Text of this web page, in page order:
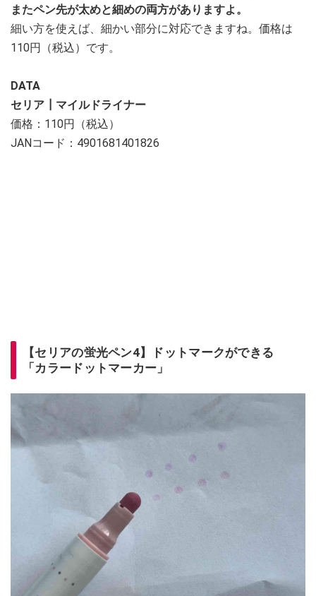
またペン先が太めと細めの両方がありますよ。
細い方を使えば、細かい部分に対応できますね。価格は
110円（税込）です。
DATA
セリア┃マイルドライナー
価格：110円（税込）
JANコード：4901681401826
【セリアの蛍光ペン4】ドットマークができる
「カラードットマーカー」